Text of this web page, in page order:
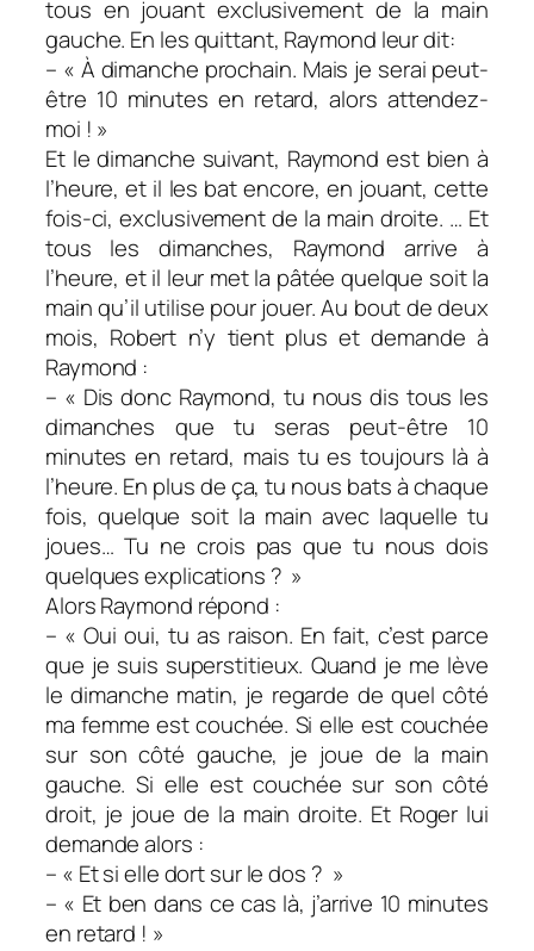
tous en jouant exclusivement de la main
gauche. En les quittant, Raymond leur dit:
– « À dimanche prochain. Mais je serai peut-
être 10 minutes en retard, alors attendez-
moi ! »
Et le dimanche suivant, Raymond est bien à
l’heure, et il les bat encore, en jouant, cette
fois-ci, exclusivement de la main droite. … Et
tous les dimanches, Raymond arrive à
l’heure, et il leur met la pâtée quelque soit la
main qu’il utilise pour jouer. Au bout de deux
mois, Robert n’y tient plus et demande à
Raymond :
– « Dis donc Raymond, tu nous dis tous les
dimanches que tu seras peut-être 10
minutes en retard, mais tu es toujours là à
l’heure. En plus de ça, tu nous bats à chaque
fois, quelque soit la main avec laquelle tu
joues… Tu ne crois pas que tu nous dois
quelques explications ? »
Alors Raymond répond :
– « Oui oui, tu as raison. En fait, c’est parce
que je suis superstitieux. Quand je me lève
le dimanche matin, je regarde de quel côté
ma femme est couchée. Si elle est couchée
sur son côté gauche, je joue de la main
gauche. Si elle est couchée sur son côté
droit, je joue de la main droite. Et Roger lui
demande alors :
– « Et si elle dort sur le dos ? »
– « Et ben dans ce cas là, j’arrive 10 minutes
en retard ! »